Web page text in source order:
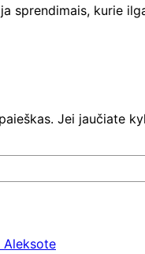
kurie
Jei jaučiate
Aleksote